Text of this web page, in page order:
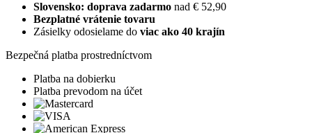
Slovensko: doprava zadarmo nad € 52,90
Bezplatné vrátenie tovaru
Zásielky odosielame do viac ako 40 krajín
Bezpečná platba prostredníctvom
Platba na dobierku
Platba prevodom na účet